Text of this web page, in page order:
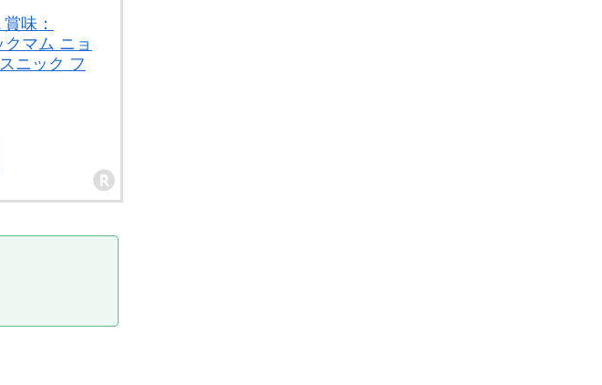
味：
マム ニョ
ニック フ